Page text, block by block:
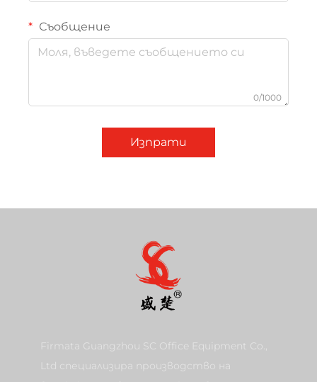
Съобщение
0/1000
Изпрати
Firmata Guangzhou SC Office Equipment Co.,
Ltd специализира производство на